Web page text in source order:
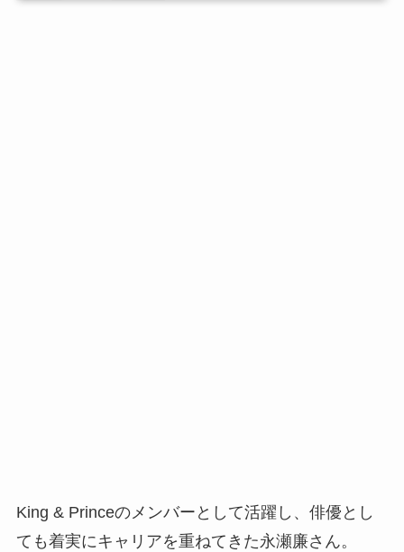
King & Princeのメンバーとして活躍し、俳優とし
ても着実にキャリアを重ねてきた永瀬廉さん。